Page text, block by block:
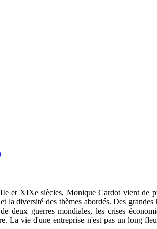
et XIXe siècles, Monique Cardot vient de
la diversité des thèmes abordés. Des
guerres mondiales, les crises
La vie d'une entreprise n'est pas un long